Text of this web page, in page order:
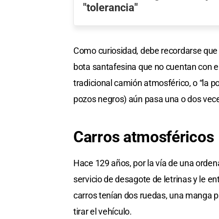
"tolerancia"
Como curiosidad, debe recordarse
bota santafesina que no cuentan con
tradicional camión atmosférico, o “la
pozos negros) aún pasa una o dos
Carros atmosféricos
Hace 129 años, por la vía de una
servicio de desagote de letrinas y le
carros tenían dos ruedas, una manga
tirar el vehículo.